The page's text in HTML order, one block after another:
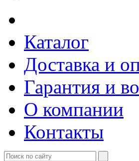
Каталог
Доставка и
Гарантия и
О компании
Контакты